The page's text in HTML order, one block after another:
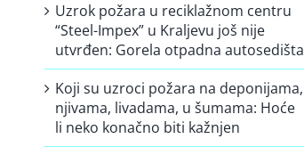
Uzrok požara u reciklažnom centru
“Steel-Impex” u Kraljevu još nije
utvrđen: Gorela otpadna autosedišta
Koji su uzroci požara na deponijama,
njivama, livadama, u šumama: Hoće
li neko konačno biti kažnjen